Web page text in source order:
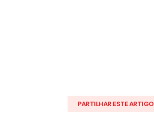
PARTILHAR ESTE ARTIGO